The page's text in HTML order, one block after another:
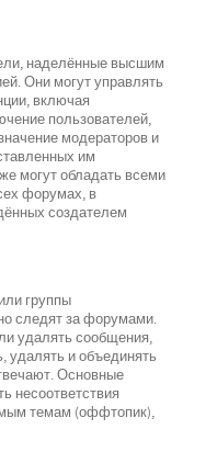
наделённые высшим
Они могут управлять
включая
пользователей,
модераторов и
им
могут обладать всеми
форумах, в
создателем
группы
следят за форумами.
удалять сообщения,
удалять и объединять
Основные
несоответствия
темам (оффтопик),